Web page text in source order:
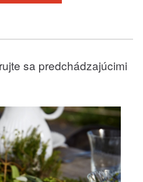
sa predchádzajúcimi